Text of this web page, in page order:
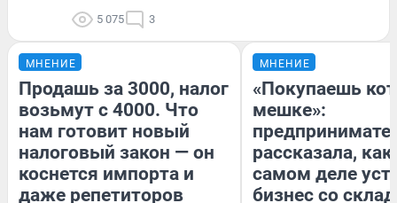
5 075 3
МНЕНИЕ
Продашь за 3000, налог
возьмут с 4000. Что
нам готовит новый
налоговый закон — он
коснется импорта и
даже репетиторов
МНЕНИЕ
«Покупаешь
мешке»:
рассказала, как
самом деле
бизнес со